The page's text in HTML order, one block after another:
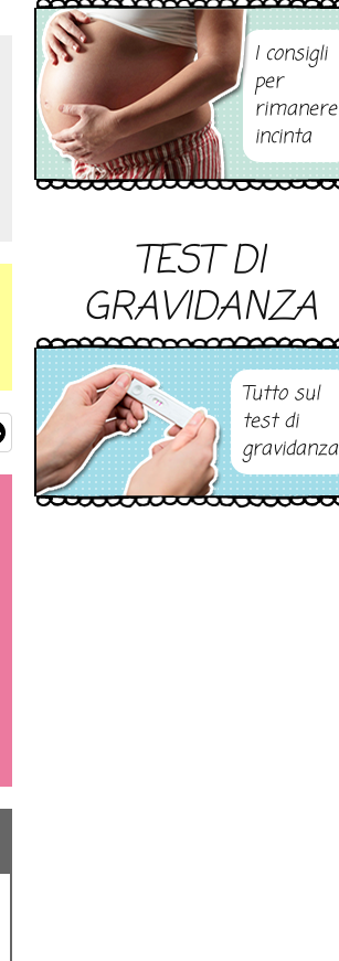
I consigli
per
rimanere
incinta
TEST DI
GRAVIDANZA
Tutto sul
test di
gravidanza